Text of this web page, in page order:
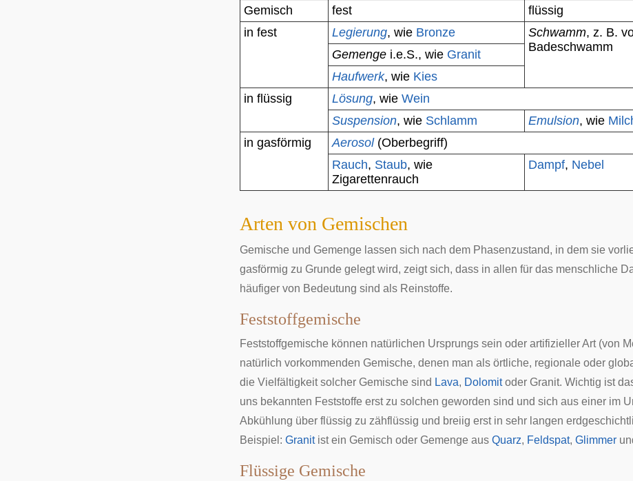
Gemisch fest flüssig
in fest
Legierung, wie Bronze Schwamm, z. B.
Badeschwamm
Gemenge i.e.S., wie Granit
Haufwerk, wie Kies
in flüssig
Lösung, wie Wein
Suspension, wie Schlamm Emulsion, wie
in gasförmig
Aerosol(Oberbegriff)
Rauch, Staub, wie
Zigarettenrauch
Dampf, Nebel
Arten von Gemischen
Gemische und Gemenge lassen sich nach dem Phasenzustand, in dem sie
gasförmig zu Grunde gelegt wird, zeigt sich, dass in allen für das menschliche
häufiger von Bedeutung sind als Reinstoffe.
Feststoffgemische
Feststoffgemische können natürlichen Ursprungs sein oder artifizieller Art (von
natürlich vorkommenden Gemische, denen man als örtliche, regionale oder
die Vielfältigkeit solcher Gemische sind Lava, Dolomitoder Granit. Wichtig ist
uns bekannten Feststoffe erst zu solchen geworden sind und sich aus einer im
Abkühlung über flüssig zu zähflüssig und breiig erst in sehr langen
Beispiel: Granitist ein Gemisch oder Gemenge aus Quarz, Feldspat, Glimmer
Flüssige Gemische